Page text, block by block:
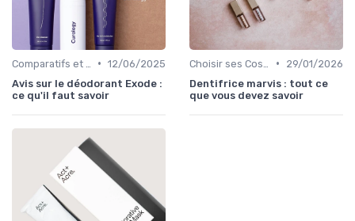
• 12/06/2025
Avis sur le déodorant Exode :
ce qu'il faut savoir
•
29/01/2026
Dentifrice marvis : tout ce
que vous devez savoir